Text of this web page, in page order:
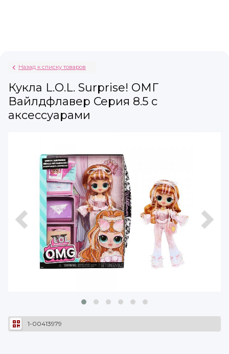
Назад к списку товаров
Кукла L.O.L. Surprise! ОМГ
Вайлдфлавер Серия 8.5 с
аксессуарами
1-00413979